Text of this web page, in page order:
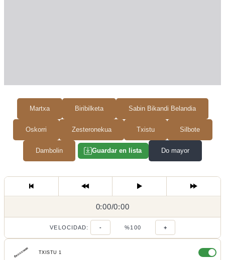
Martxa Biribilketa Sabin Bikandi Belandia
Oskorri Zesteronekua Txistu Silbote
Dambolin Guardar en lista Do mayor
0:00/
0:00/0:00
VELOCIDAD: - %100 +
TXISTU 1